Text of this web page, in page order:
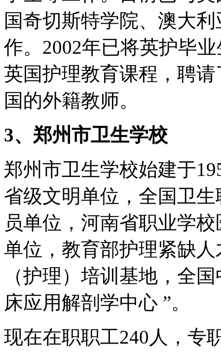
国奇切斯特学院、澳大
作。2002年已将英护毕
英国护理教育课程，聘
国的外籍教师。
3、郑州市卫生学校
郑州市卫生学校始建于
省级文明单位，全国卫
员单位，河南省职业学
单位，教育部护理紧缺
（护理）培训基地，全
床应用解剖学中心 ”。
现在在职职工240人，专